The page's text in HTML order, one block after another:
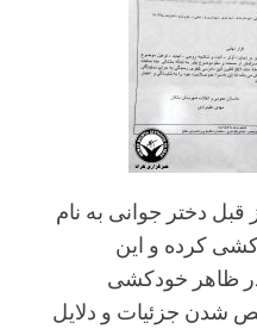
قبل دختر جوانی به نام
کرده و این
ظاهر خودکشی
شدن جزئیات و دلایل